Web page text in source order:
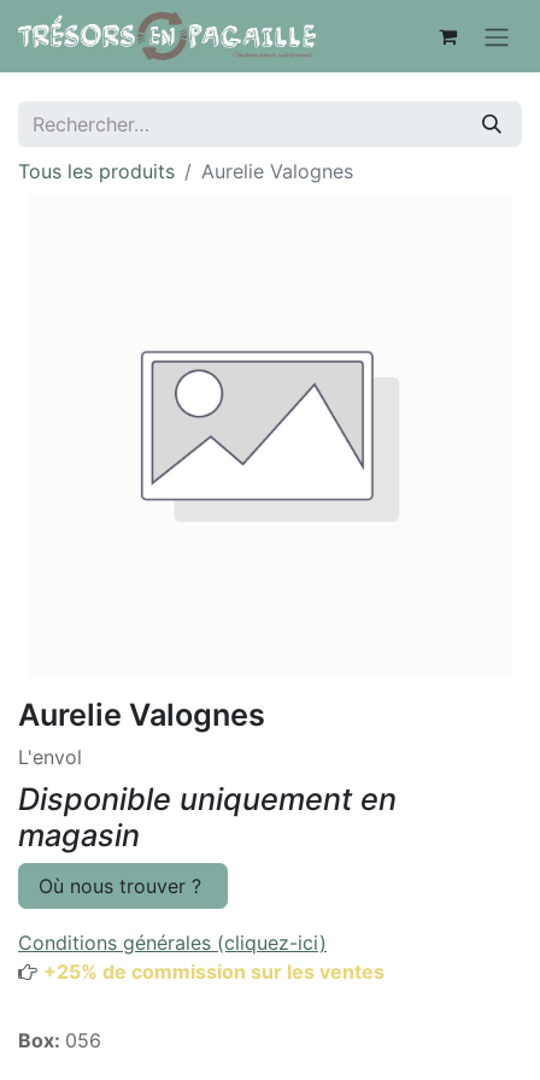
Tous les produits Aurelie Valognes
Aurelie Valognes
L'envol
Disponible uniquement en
magasin
Où nous trouver ?
Conditions générales (cliquez-ici)
+25% de commission sur les ventes
Box: 056